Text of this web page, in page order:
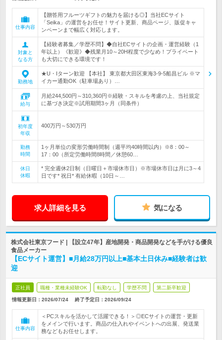
仕事内容
【贈答用フルーツギフトの魅力を届ける◎】当社ECサイト
「Seika」の運営をお任せ！サイト更新、商品ページ、販促キャ
ンペーンまで幅広く対応します。
対象と
なる方
【経験者募集／学歴不問】◆自社ECサイトの企画・運営経験（1
年以上）《歓迎》◆残業月10～20H程度で少なめ！プライベート
も大切にできる環境です！
勤務地
★U・Iターン歓迎 【本社】 東京都大田区東海3-9-5船昌ビル ※マ
イカー通勤OK（駐車場あり）…
給与
月給244,500円～310,360円※経験・スキルを考慮の上、当社規定
に基づき決定※試用期間3ヶ月（同条件）
初年度
年収
400万円～530万円
勤務
時間
1ヶ月単位の変形労働時間制（週平均40時間以内）※8：00～
17：00（所定労働時間8時間／休憩60…
休日
休暇
* 完全週休2日制（日曜日＋市場休市日）※市場休市日は月に3～4
日です* 祝日* 有給休暇（10日～…
求人詳細を見る 気になる
株式会社東京フード | 【設立47年】産地開発・商品開発などを手がける優良
食品メーカー
【ECサイト運営】■月給28万円以上■基本土日休み■経験者は歓
迎
正社員 職種・業種未経験OK 転勤なし 学歴不問 第二新卒歓迎
情報更新日：2026/07/24 終了予定日： 2026/09/24
仕事内容
＜PCスキルを活かして活躍できる！＞◎ECサイトの運営・更新
をメインで行います。商品の仕入れやイベントへの出展、発送業
務などもお任せします。